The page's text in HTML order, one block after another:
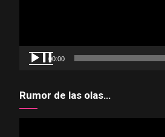
00:00
Rumor de las olas…